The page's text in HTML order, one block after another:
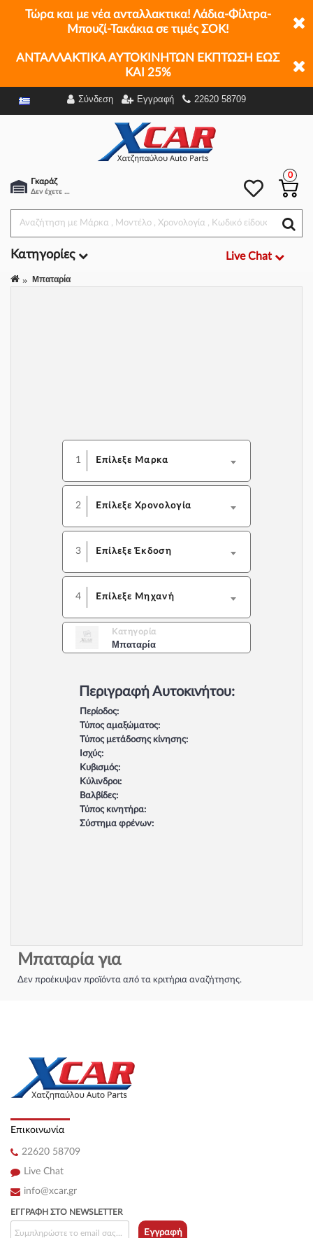
Τώρα και με νέα ανταλλακτικα! Λάδια-Φίλτρα-
Μπουζί-Τακάκια σε τιμές ΣΟΚ!
ΑΝΤΑΛΛΑΚΤΙΚΑ ΑΥΤΟΚΙΝΗΤΩΝ ΕΚΠΤΩΣΗ ΕΩΣ
ΚΑΙ 25%
Σύνδεση Εγγραφή 22620 58709
Γκαράζ
Δεν έχετε επιλέξει αμάξι.
0
Κατηγορίες Live Chat
Μπαταρία
1 Επίλεξε Μαρκα
2 Επίλεξε Χρονολογία
3 Επίλεξε Έκδοση
4 Επίλεξε Μηχανή
Κατηγορία
Μπαταρία
Περιγραφή Αυτοκινήτου:
Περίοδος:
Τύπος αμαξώματος:
Τύπος μετάδοσης κίνησης:
Ισχύς:
Κυβισμός:
Κύλινδροι:
Βαλβίδες:
Τύπος κινητήρα:
Σύστημα φρένων:
Φίλτρα
Μπαταρία για
Δεν προέκυψαν προϊόντα από τα κριτήρια αναζήτησης.
Επικοινωνία
22620 58709
Live Chat
info@xcar.gr
ΕΓΓΡΑΦΉ ΣΤΟ NEWSLETTER
Εγγραφή